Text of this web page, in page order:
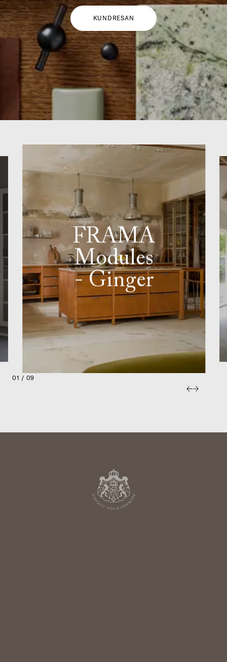
KUNDRESAN
FRAMA
Modules
- Ginger
01 / 09